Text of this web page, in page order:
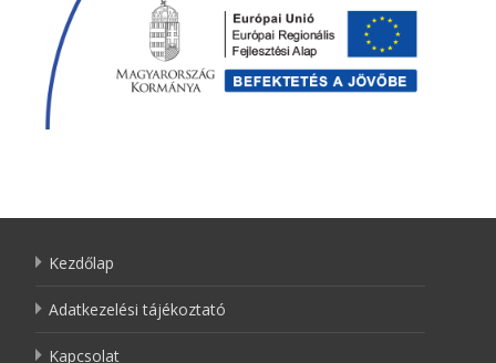
Kezdőlap
Adatkezelési tájékoztató
Kapcsolat